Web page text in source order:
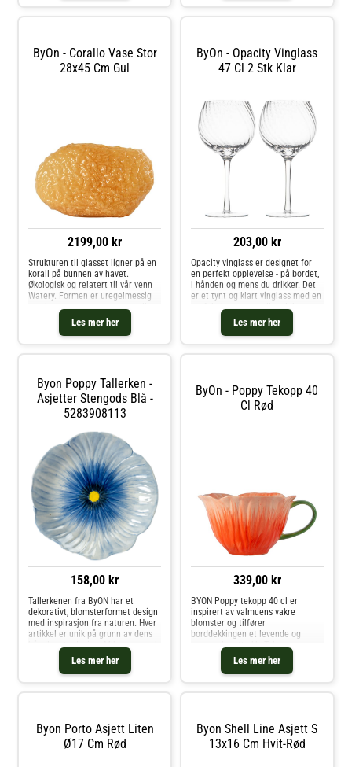
ByOn - Corallo Vase Stor
28x45 Cm Gul
2199,00 kr
Les mer her
Strukturen til glasset ligner på en
korall på bunnen av havet.
Økologisk og relatert til vår venn
Watery. Formen er uregelmessig
og ekstravagant og tar trygt all
oppmerksomheten i et rom eller
på et bord. Fargen er klassisk og
transparent for å kunne
ByOn - Opacity Vinglass
47 Cl 2 Stk Klar
203,00 kr
Les mer her
Opacity vinglass er designet for
en perfekt opplevelse - på bordet,
i hånden og mens du drikker. Det
er et tynt og klart vinglass med en
perfekt kontrast mellom luksus og
cockiness. Glasset har et vakkert
stripete mønster i klart glass.
Design Byon S
Byon Poppy Tallerken -
Asjetter Stengods Blå -
5283908113
158,00 kr
Les mer her
Tallerkenen fra ByON har et
dekorativt, blomsterformet design
med inspirasjon fra naturen. Hver
artikkel er unik på grunn av dens
håndlagete design. Miks og match
med andre deler av kolleksjonen
for å skape den perfekte
kombinasjonen. Om tallerkenen
Vedlikeholdsinstruksjoner for
tallerkenen- Tåler oppvaskmaskin.
Kjøp Asjetter og andre Tallerkener
ByOn - Poppy Tekopp 40
Cl Rød
339,00 kr
Les mer her
BYON Poppy tekopp 40 cl er
inspirert av valmuens vakre
blomster og tilfører
borddekkingen et levende og
sommerlig uttrykk. Tekoppen er
laget i steingods og kombinerer
klassiske former med lekne
detaljer. Med en kapasitet på 40
Byon Porto Asjett Liten
Ø17 Cm Rød
Byon Shell Line Asjett S
13x16 Cm Hvit-Rød